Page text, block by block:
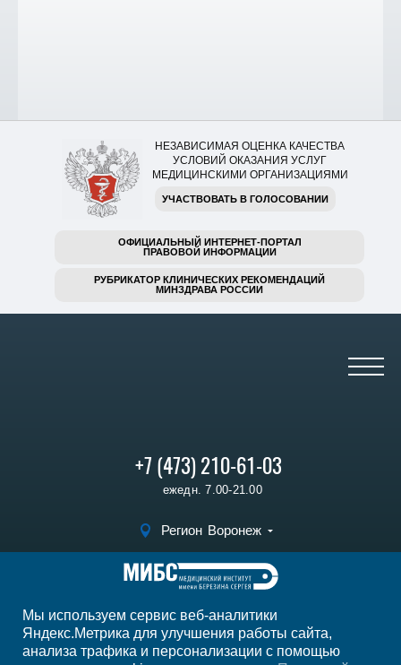
НЕЗАВИСИМАЯ ОЦЕНКА КАЧЕСТВА
УСЛОВИЙ ОКАЗАНИЯ УСЛУГ
МЕДИЦИНСКИМИ ОРГАНИЗАЦИЯМИ
УЧАСТВОВАТЬ В ГОЛОСОВАНИИ
ОФИЦИАЛЬНЫЙ ИНТЕРНЕТ-ПОРТАЛ
ПРАВОВОЙ ИНФОРМАЦИИ
РУБРИКАТОР КЛИНИЧЕСКИХ РЕКОМЕНДАЦИЙ
МИНЗДРАВА РОССИИ
+7 (473) 210-61-03
ежедн. 7.00-21.00
Регион Воронеж
Записаться на
прием
Мы в социальных сетях
Мы используем сервис веб-аналитики
Яндекс.Метрика для улучшения работы сайта,
анализа трафика и персонализации с помощью